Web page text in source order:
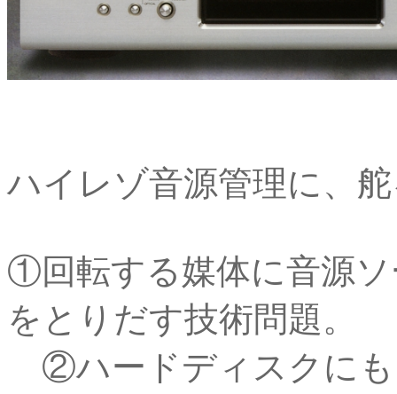
ハイレゾ音源管理に、
①回転する媒体に音源
をとりだす技術問題。
②ハードディスクにも